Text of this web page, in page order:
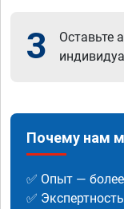
3
Оставьте
Почему нам
✅ Опыт —
✅